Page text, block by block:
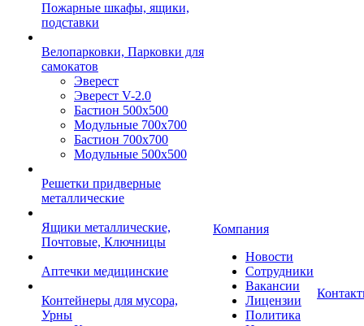
Пожарные шкафы, ящики,
подставки
Велопарковки, Парковки для
самокатов
Эверест
Эверест V-2.0
Бастион 500х500
Модульные 700х700
Бастион 700х700
Модульные 500х500
Решетки придверные
металлические
Ящики металлические,
Почтовые, Ключницы
Аптечки медицинские
Контейнеры для мусора,
Урны
Компания
Новости
Сотрудники
Вакансии
Лицензии
Политика